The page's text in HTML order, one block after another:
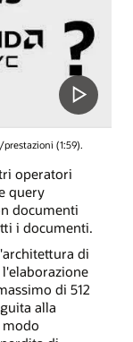
(1:59).
operatori
query
documenti
i documenti.
di
di 512
alla